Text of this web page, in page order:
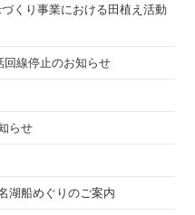
くり事業における田植え活動
回線停止のお知らせ
らせ
湖船めぐりのご案内